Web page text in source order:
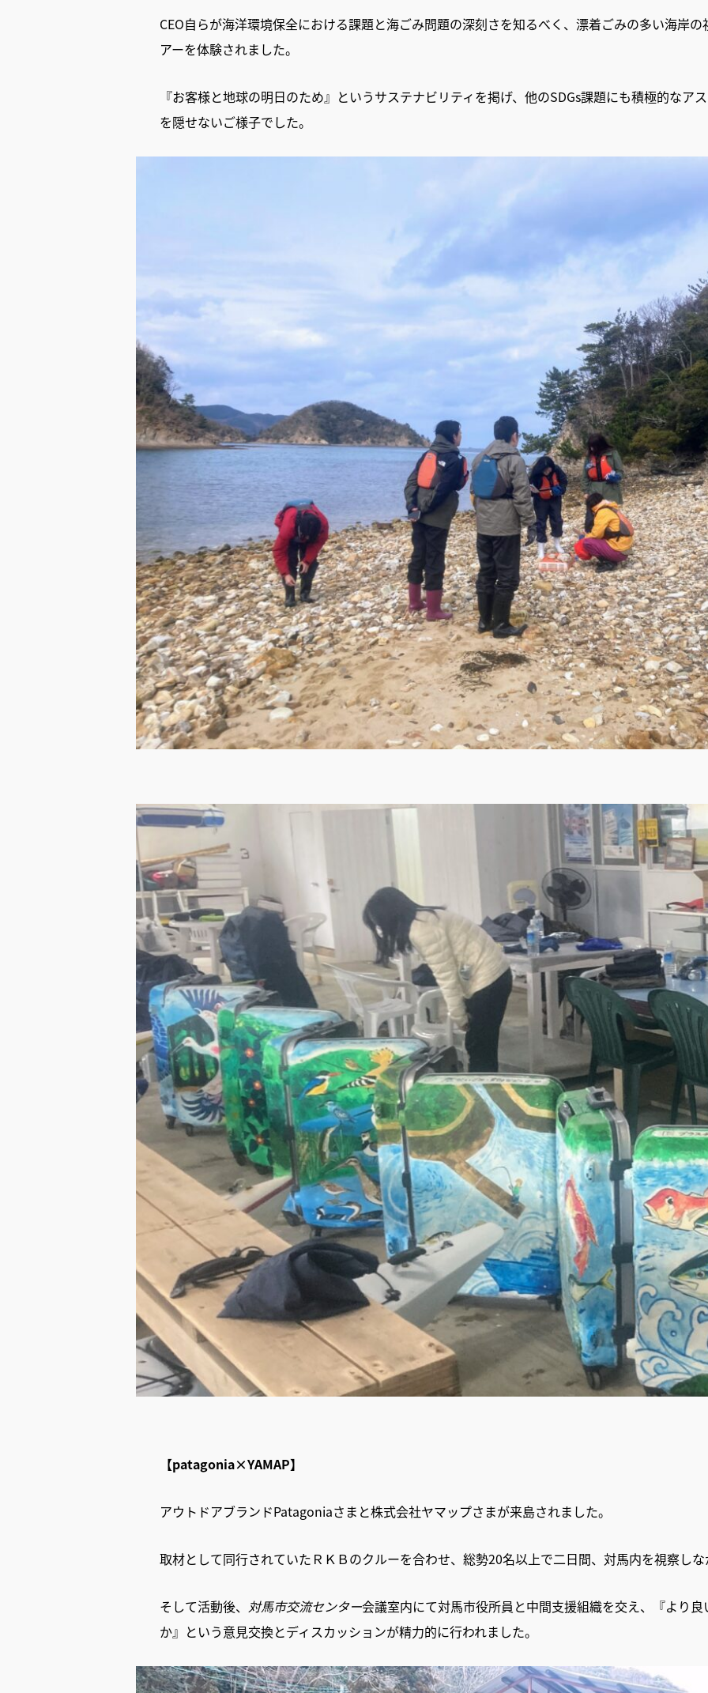
CEO自らが海洋環境保全における課題と海ごみ問題の深刻さを知るべく、漂着ごみの多い海岸
アーを体験されました。
『お客様と地球の明日のため』というサステナビリティを掲げ、他のSDGs課題にも積極的なア
を隠せないご様子でした。
【patagonia×YAMAP】
アウトドアブランドPatagoniaさまと株式会社ヤマップさまが来島されました。
取材として同行されていたＲＫＢのクルーを合わせ、総勢20名以上で二日間、対馬内を視察し
そして活動後、 対馬市交流センター会議室内にて対馬市役所員と中間支援組織を交え、『より
か』という意見交換とディスカッションが精力的に行われました。